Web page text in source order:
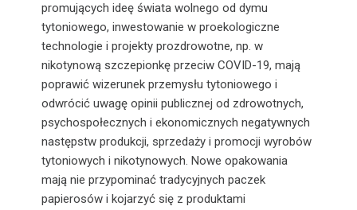
promujących ideę świata wolnego od dymu
tytoniowego, inwestowanie w proekologiczne
technologie i projekty prozdrowotne, np. w
nikotynową szczepionkę przeciw COVID-19, mają
poprawić wizerunek przemysłu tytoniowego i
odwrócić uwagę opinii publicznej od zdrowotnych,
psychospołecznych i ekonomicznych negatywnych
następstw produkcji, sprzedaży i promocji wyrobów
tytoniowych i nikotynowych. Nowe opakowania
mają nie przypominać tradycyjnych paczek
papierosów i kojarzyć się z produktami